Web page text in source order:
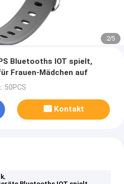
2/5
Bluetooths IOT spielt,
Frauen-Mädchen auf
50PCS
Kontakt
,